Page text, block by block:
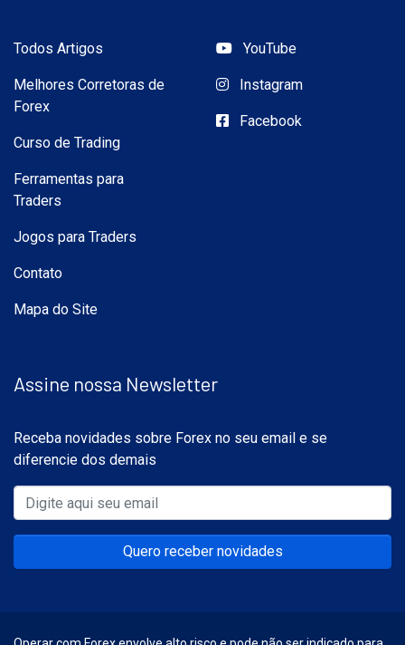
Todos Artigos
Melhores Corretoras de
Forex
Curso de Trading
Ferramentas para
Traders
Jogos para Traders
Contato
Mapa do Site
YouTube
Instagram
Facebook
Assine nossa Newsletter
Receba novidades sobre Forex no seu email e se
diferencie dos demais
Quero receber novidades